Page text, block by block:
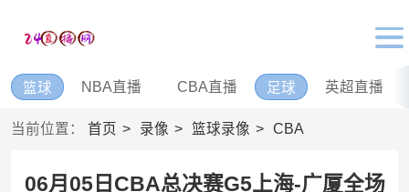
篮球 NBA直播 CBA直播 足球 英超直播
当前位置： 首页 录像 篮球录像 CBA
06月05日CBA总决赛G5上海-广厦全场